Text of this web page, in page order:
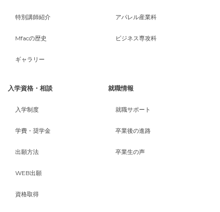
特別講師紹介
Mfacの歴史
ギャラリー
アパレル産業科
ビジネス専攻科
入学資格・相談
入学制度
学費・奨学金
出願方法
WEB出願
資格取得
就職情報
就職サポート
卒業後の進路
卒業生の声